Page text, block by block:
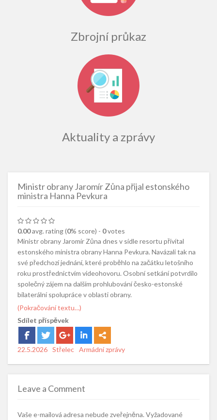
Zbrojní průkaz
Aktuality a zprávy
Ministr obrany Jaromír Zůna přijal estonského
ministra Hanna Pevkura
0.00avg. rating (0% score) - 0votes
Ministr obrany Jaromír Zůna dnes v sídle resortu přivítal
estonského ministra obrany Hanna Pevkura. Navázali tak na
své předchozí jednání, které proběhlo na začátku letošního
roku prostřednictvím videohovoru. Osobní setkání potvrdilo
společný zájem na dalším prohlubování česko-estonské
bilaterální spolupráce v oblasti obrany.
(Pokračování textu…)
Sdílet příspěvek
Posted
22.5.2026 Author
Střelec Categories
Armádní zprávy
Leave a Comment
Vaše e-mailová adresa nebude zveřejněna. Vyžadované